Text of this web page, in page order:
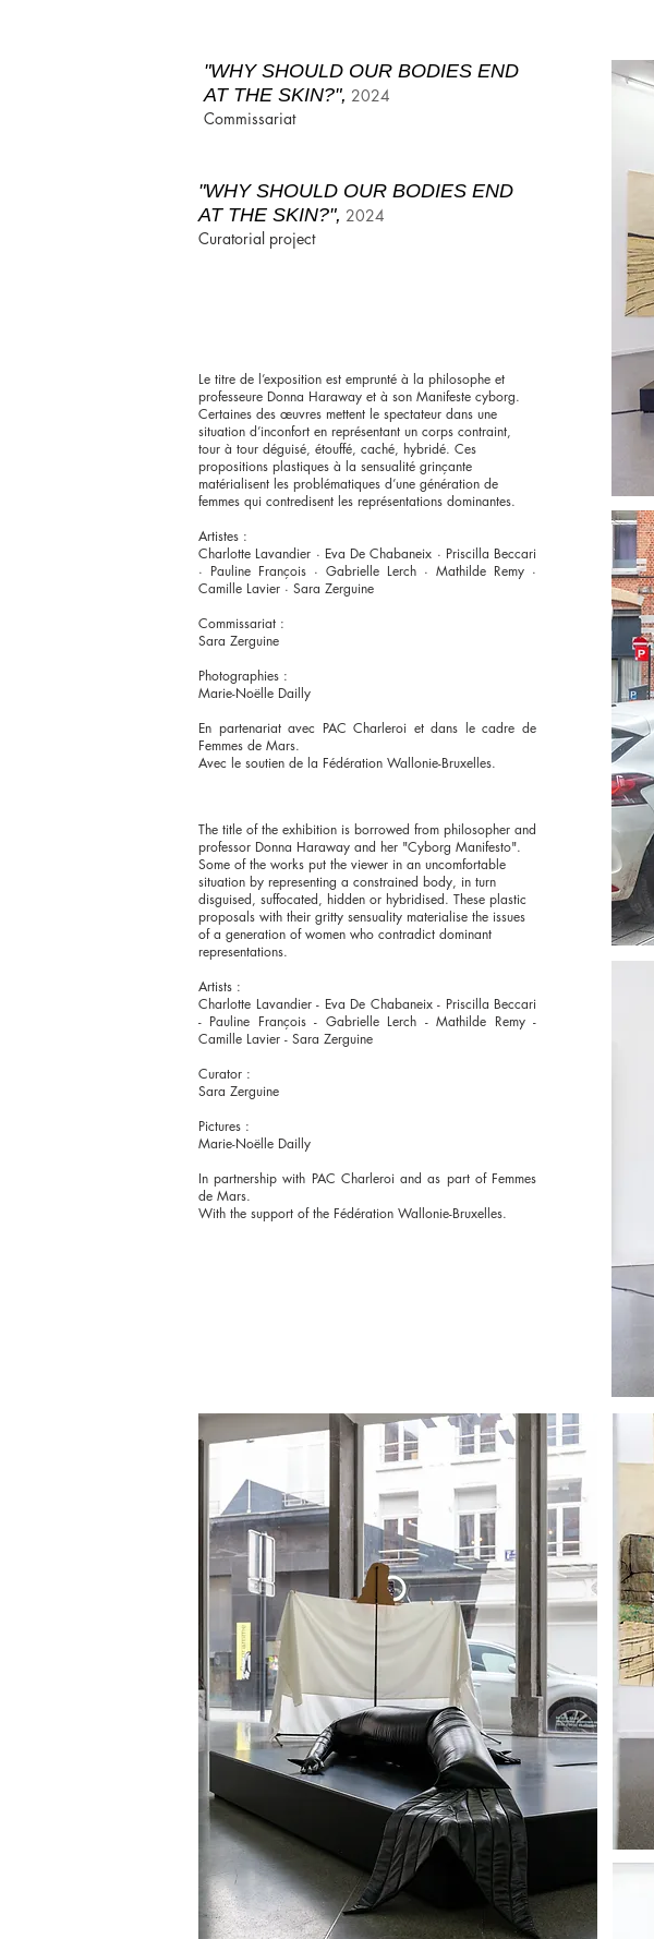
"WHY SHOULD OUR BODIES END
AT THE SKIN?", 2024
Commissariat
"WHY SHOULD OUR BODIES END
AT THE SKIN?", 2024
Curatorial project
Le titre de l’exposition est emprunté à la philosophe et
professeure Donna Haraway et à son Manifeste cyborg.
Certaines des œuvres mettent le spectateur dans une
situation d’inconfort en représentant un corps contraint,
tour à tour déguisé, étouffé, caché, hybridé. Ces
propositions plastiques à la sensualité grinçante
matérialisent les problématiques d’une génération de
femmes qui contredisent les représentations dominantes.
Artistes :
Charlotte Lavandier · Eva De Chabaneix · Priscilla Beccari
· Pauline François · Gabrielle Lerch · Mathilde Remy ·
Camille Lavier · Sara Zerguine
Commissariat :
Sara Zerguine
Photographies :
Marie-Noëlle Dailly
En partenariat avec PAC Charleroi et dans le cadre de
Femmes de Mars.
Avec le soutien de la Fédération Wallonie-Bruxelles.
The title of the exhibition is borrowed from philosopher and
professor Donna Haraway and her "Cyborg Manifesto".
Some of the works put the viewer in an uncomfortable
situation by representing a constrained body, in turn
disguised, suffocated, hidden or hybridised. These plastic
proposals with their gritty sensuality materialise the issues
of a generation of women who contradict dominant
representations.
Artists :
Charlotte Lavandier - Eva De Chabaneix - Priscilla Beccari
- Pauline François - Gabrielle Lerch - Mathilde Remy -
Camille Lavier - Sara Zerguine
Curator :
Sara Zerguine
Pictures :
Marie-Noëlle Dailly
In partnership with PAC Charleroi and as part of Femmes
de Mars.
With the support of the Fédération Wallonie-Bruxelles.